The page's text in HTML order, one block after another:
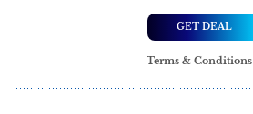
GET DEAL
Terms & Conditions